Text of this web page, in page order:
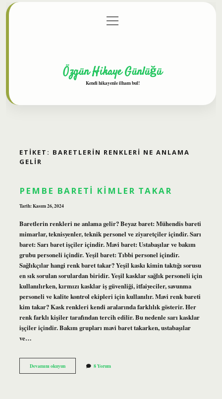
Gizlilik Politikası
menüyü
aç
Özgün Hikaye Günlüğü
Kendi hikayenle ilham bul!
ETIKET: BARETLERIN RENKLERI NE ANLAMA
GELIR
PEMBE BARETI KIMLER TAKAR
Tarih: Kasım 26, 2024
Baretlerin renkleri ne anlama gelir? Beyaz baret: Mühendis bareti
mimarlar, teknisyenler, teknik personel ve ziyaretçiler içindir. Sarı
baret: Sarı baret işçiler içindir. Mavi baret: Ustabaşılar ve bakım
grubu personeli içindir. Yeşil baret: Tıbbi personel içindir.
Sağlıkçılar hangi renk baret takar? Yeşil kaskı kimin taktığı sorusu
en sık sorulan sorulardan biridir. Yeşil kasklar sağlık personeli için
kullanılırken, kırmızı kasklar iş güvenliği, itfaiyeciler, savunma
personeli ve kalite kontrol ekipleri için kullanılır. Mavi renk bareti
kim takar? Kask renkleri kendi aralarında farklılık gösterir. Her
renk farklı kişiler tarafından tercih edilir. Bu nedenle sarı kasklar
işçiler içindir. Bakım grupları mavi baret takarken, ustabaşılar
ve…
Devamını okuyunPembe
Bareti
8 Yorum